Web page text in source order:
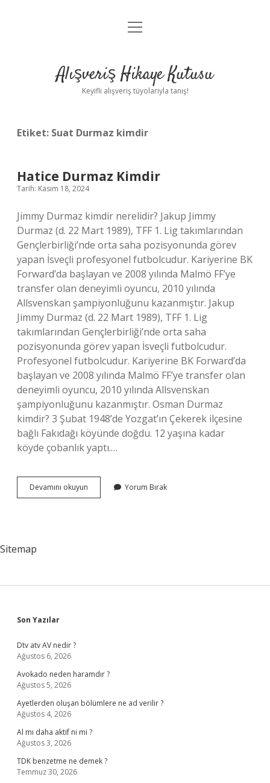
Anasayfa
Yasal Uyarı
menüyü
Alışveriş Hikaye Kutusu
Keyifli alışveriş tüyolarıyla tanış!
Etiket: Suat Durmaz kimdir
Hatice Durmaz Kimdir
Tarih: Kasım 18, 2024
Jimmy Durmaz kimdir nerelidir? Jakup Jimmy
Durmaz (d. 22 Mart 1989), TFF 1. Lig takımlarından
Gençlerbirliği’nde orta saha pozisyonunda görev
yapan İsveçli profesyonel futbolcudur. Kariyerine BK
Forward’da başlayan ve 2008 yılında Malmö FF’ye
transfer olan deneyimli oyuncu, 2010 yılında
Allsvenskan şampiyonluğunu kazanmıştır. Jakup
Jimmy Durmaz (d. 22 Mart 1989), TFF 1. Lig
takımlarından Gençlerbirliği’nde orta saha
pozisyonunda görev yapan İsveçli futbolcudur.
Profesyonel futbolcudur. Kariyerine BK Forward’da
başlayan ve 2008 yılında Malmö FF’ye transfer olan
deneyimli oyuncu, 2010 yılında Allsvenskan
şampiyonluğunu kazanmıştır. Osman Durmaz
kimdir? 3 Şubat 1948’de Yozgat’ın Çekerek ilçesine
bağlı Fakıdağı köyünde doğdu. 12 yaşına kadar
köyde çobanlık yaptı.…
Devamını okuyun
Durmaz
Yorum Bırak
Sitemap
Sidebar
Son Yazılar
Dtv atv AV nedir ?
Ağustos 6, 2026
Avokado neden haramdır ?
Ağustos 5, 2026
Ayetlerden oluşan bölümlere ne ad verilir ?
Ağustos 4, 2026
Al mı daha aktif ni mi ?
Ağustos 3, 2026
TDK benzetme ne demek ?
Temmuz 30, 2026